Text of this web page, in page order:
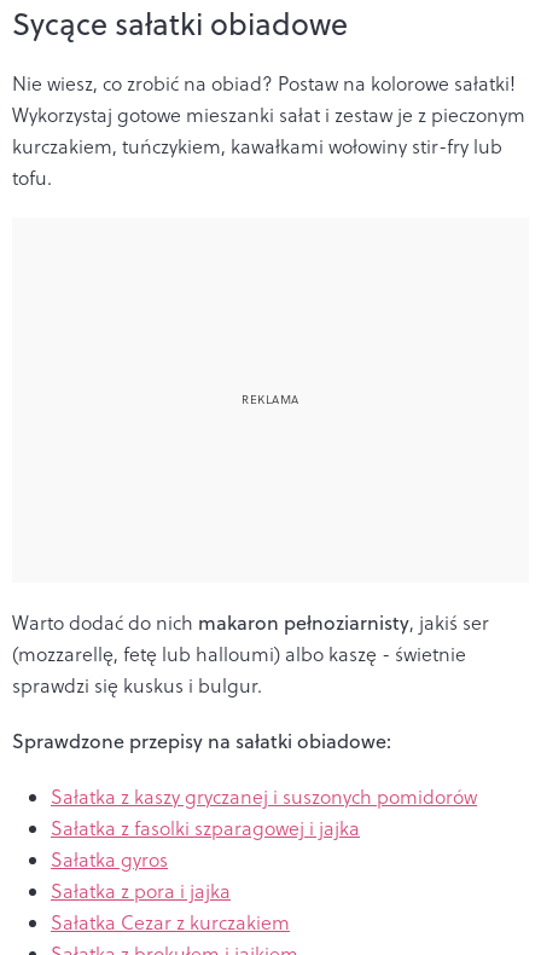
Sycące sałatki obiadowe
Nie wiesz, co zrobić na obiad? Postaw na kolorowe sałatki!
Wykorzystaj gotowe mieszanki sałat i zestaw je z pieczonym
kurczakiem, tuńczykiem, kawałkami wołowiny stir-fry lub
tofu.
Warto dodać do nich makaron pełnoziarnisty, jakiś ser
(mozzarellę, fetę lub halloumi) albo kaszę - świetnie
sprawdzi się kuskus i bulgur.
Sprawdzone przepisy na sałatki obiadowe:
Sałatka z kaszy gryczanej i suszonych pomidorów
Sałatka z fasolki szparagowej i jajka
Sałatka gyros
Sałatka z pora i jajka
Sałatka Cezar z kurczakiem